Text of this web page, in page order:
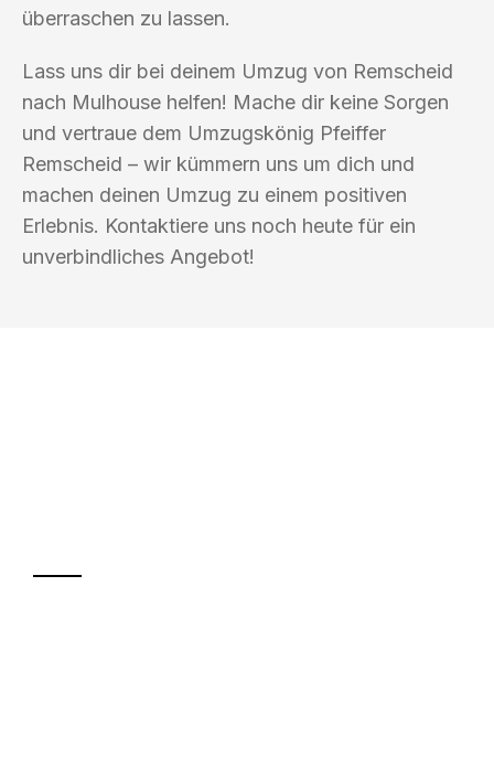
überraschen zu lassen.
Lass uns dir bei deinem Umzug von Remscheid
nach Mulhouse helfen! Mache dir keine Sorgen
und vertraue dem Umzugskönig Pfeiffer
Remscheid – wir kümmern uns um dich und
machen deinen Umzug zu einem positiven
Erlebnis. Kontaktiere uns noch heute für ein
unverbindliches Angebot!